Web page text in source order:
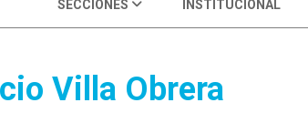
SECCIONES INSTITUCIONAL
Villa Obrera